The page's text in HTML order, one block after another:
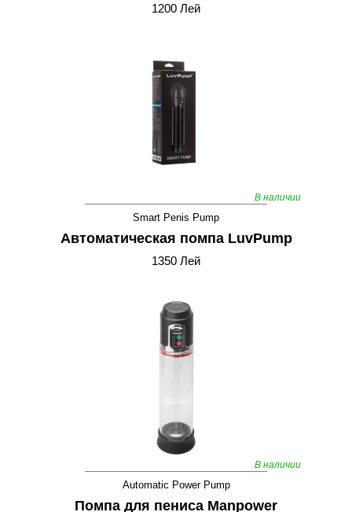
1200 Лей
В наличии
Smart Penis Pump
Автоматическая помпа LuvPump
1350 Лей
В наличии
Automatic Power Pump
Помпа для пениса Manpower